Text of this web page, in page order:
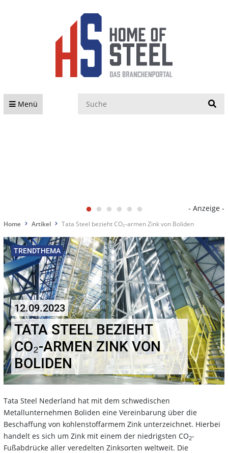
Menü
- Anzeige -
Home Artikel Tata Steel bezieht CO₂-armen Zink von Boliden
TRENDTHEMA
12.09.2023
TATA STEEL BEZIEHT
CO₂-ARMEN ZINK VON
BOLIDEN
Tata Steel Nederland hat mit dem schwedischen
Metallunternehmen Boliden eine Vereinbarung über die
Beschaffung von kohlenstoffarmem Zink unterzeichnet. Hierbei
handelt es sich um Zink mit einem der niedrigsten CO2-
Fußabdrücke aller veredelten Zinksorten weltweit. Die